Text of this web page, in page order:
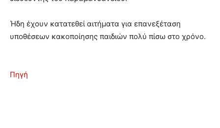
Ήδη έχουν κατατεθεί αιτήματα για επανεξέταση
υποθέσεων κακοποίησης παιδιών πολύ πίσω στο χρόνο.
Πηγή